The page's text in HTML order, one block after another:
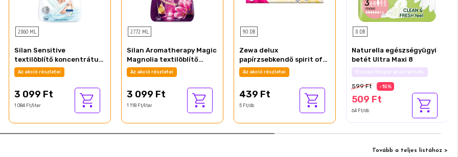
2860 ML
Silan Sensitive
textilöblítő koncentrátum
130 mosás 2860 ml
Az akció részletei
3 099 Ft
1 084 Ft/liter
2772 ML
Silan Aromatherapy Magic
Magnolia textilöblítő
koncentrátum 126 mosás
2772 ml
Az akció részletei
3 099 Ft
1 118 Ft/liter
90 DB
Zewa delux
papírzsebkendő spirit of
tea 3 rétegű 90 db
Az akció részletei
439 Ft
5 Ft/db
8 DB
Naturella egészségyügyi
betét Ultra Maxi 8
Nyárzáró akció
599 Ft -15%
509 Ft
64 Ft/db
Tovább a teljes listához >